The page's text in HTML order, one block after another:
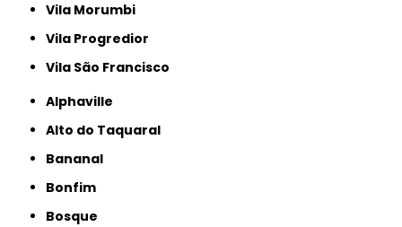
Vila Morumbi
Vila Progredior
Vila São Francisco
Alphaville
Alto do Taquaral
Bananal
Bonfim
Bosque